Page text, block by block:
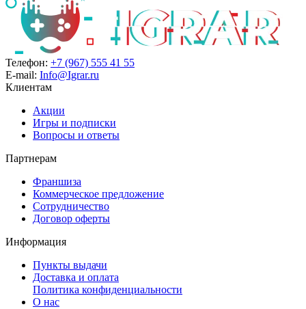
Телефон: +7 (967) 555 41 55
E-mail: Info@Igrar.ru
Клиентам
Акции
Игры и подписки
Вопросы и ответы
Партнерам
Франшиза
Коммерческое предложение
Сотрудничество
Договор оферты
Информация
Пункты выдачи
Доставка и оплата
Политика конфиденциальности
О нас